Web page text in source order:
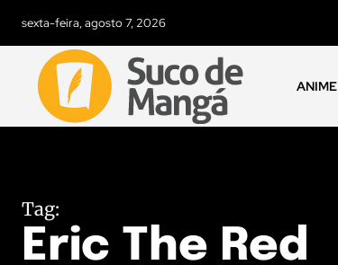
sexta-feira, agosto 7, 2026
ANIME
Tag:
Eric The Red